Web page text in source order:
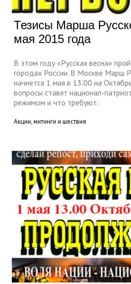
Тезисы Марша
мая 2015 года
В этом году «Русская весна»
городах России. В Москве Марш
начнется 1 мая в 13.00 на
вопросы ставят национал-
режимом и что требуют:
Акции, митинги и шествия